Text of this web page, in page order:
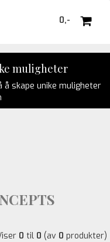
0,-
muligheter
å skape unike muligheter
0 til 0 (av 0 produkter)